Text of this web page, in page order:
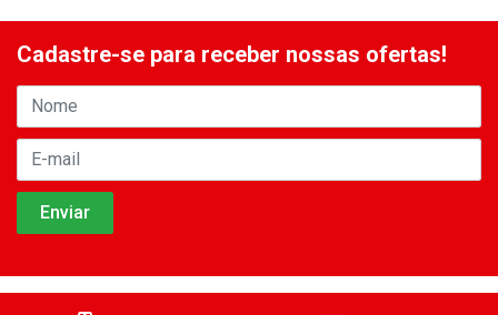
Cadastre-se para receber nossas ofertas!